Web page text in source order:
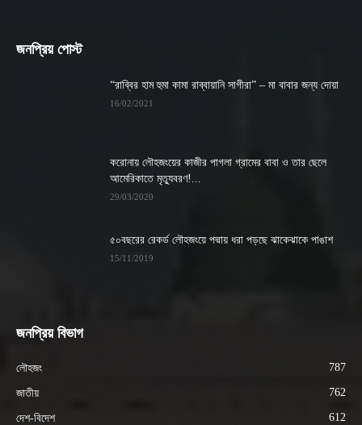
জনপ্রিয় পোস্ট
“রাব্বির হাম হুমা কামা রাব্বায়ানি সাগীরা” – মা বাবার জন্য দোয়া
16/02/2021
করোনায় লৌহজংয়ের কাজীর পাগলা গ্রামের বাবা ও তার ছেলে
আমেরিকাতে মৃত্যুবরণ!...
29/03/2020
৫০বছরের রেকর্ড লৌহজংয়ে পদ্মায় ধরা পড়ছে ঝাকেঝাকে পাঙাশ
15/11/2019
জনপ্রিয় বিভাগ
লৌহজং 787
জাতীয় 762
দেশ-বিদেশ 612